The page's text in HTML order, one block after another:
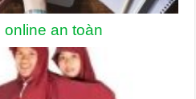
online an toàn